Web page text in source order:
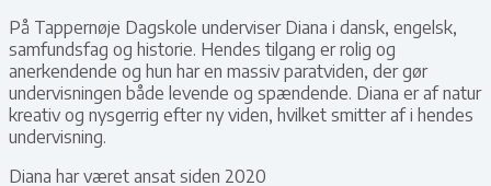
På Tappernøje Dagskole underviser Diana i dansk, engelsk,
samfundsfag og historie. Hendes tilgang er rolig og
anerkendende og hun har en massiv paratviden, der gør
undervisningen både levende og spændende. Diana er af natur
kreativ og nysgerrig efter ny viden, hvilket smitter af i hendes
undervisning.
Diana har været ansat siden 2020